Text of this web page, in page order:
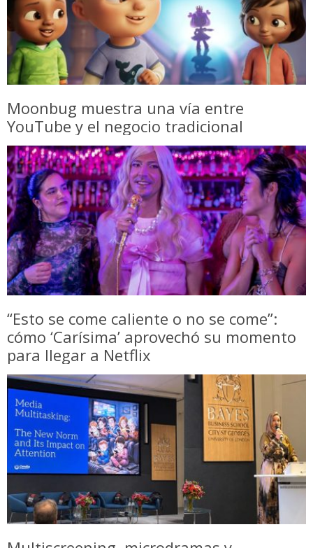
Moonbug muestra una vía entre
YouTube y el negocio tradicional
“Esto se come caliente o no se come”:
cómo ‘Carísima’ aprovechó su momento
para llegar a Netflix